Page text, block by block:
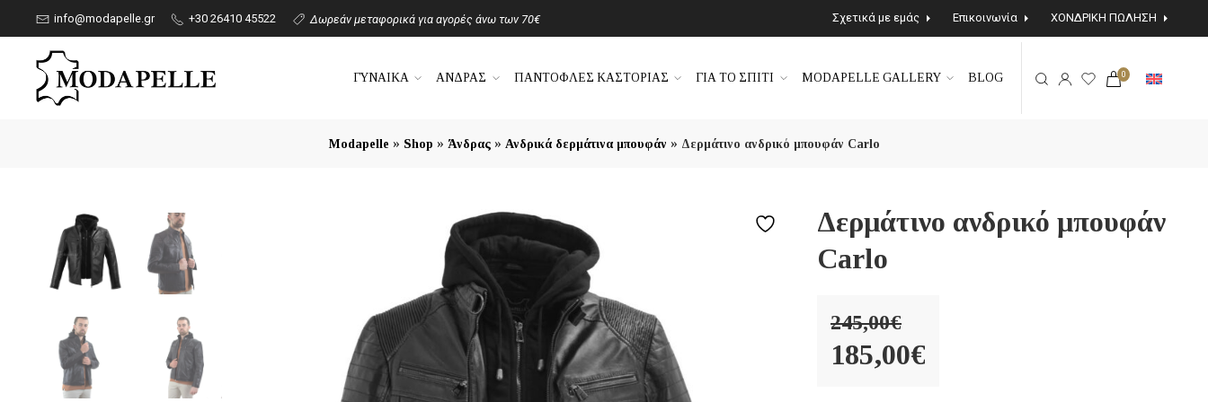
info@modapelle.gr +30 26410 45522 Δωρεάν μεταφορικά για αγορές άνω των 70€ Σχετικά με εμάς Επικοινωνία ΧΟΝΔΡΙΚΗ ΠΩΛΗΣΗ
ΓΥΝΑΙΚΑ ΑΝΔΡΑΣ ΠΑΝΤΟΦΛΕΣ ΚΑΣΤΟΡΙΑΣ ΓΙΑ ΤΟ ΣΠΙΤΙ MODAPELLE GALLERY BLOG 0
Modapelle » Shop » Άνδρας» Ανδρικά δερμάτινα μπουφάν » Δερμάτινο ανδρικό μπουφάν Carlo
Δερμάτινο ανδρικό μπουφάν
Carlo
245,00€
Original
185,00€